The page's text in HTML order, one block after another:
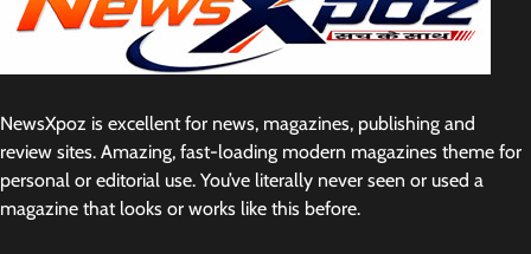
NewsXpoz is excellent for news, magazines, publishing and
review sites. Amazing, fast-loading modern magazines theme for
personal or editorial use. You’ve literally never seen or used a
magazine that looks or works like this before.